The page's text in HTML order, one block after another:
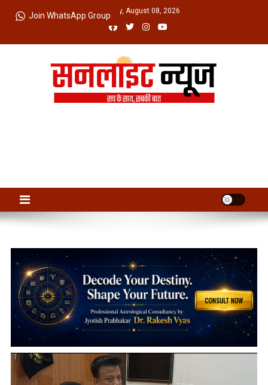
Saturday, August 08, 2026
Join WhatsApp Group